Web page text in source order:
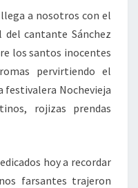
a nosotros con el
cantante Sánchez
los santos inocentes
pervirtiendo el
festivalera Nochevieja
rojizas prendas
hoy a recordar
farsantes trajeron